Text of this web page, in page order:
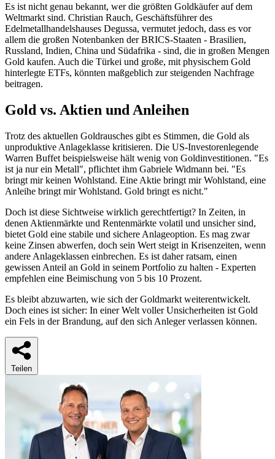
Es ist nicht genau bekannt, wer die größten Goldkäufer auf dem
Weltmarkt sind. Christian Rauch, Geschäftsführer des
Edelmetallhandelshauses Degussa, vermutet jedoch, dass es vor
allem die großen Notenbanken der BRICS-Staaten - Brasilien,
Russland, Indien, China und Südafrika - sind, die in großen Mengen
Gold kaufen. Auch die Türkei und große, mit physischem Gold
hinterlegte ETFs, könnten maßgeblich zur steigenden Nachfrage
beitragen.
Gold vs. Aktien und Anleihen
Trotz des aktuellen Goldrausches gibt es Stimmen, die Gold als
unproduktive Anlageklasse kritisieren. Die US-Investorenlegende
Warren Buffet beispielsweise hält wenig von Goldinvestitionen. "Es
ist ja nur ein Metall", pflichtet ihm Gabriele Widmann bei. "Es
bringt mir keinen Wohlstand. Eine Aktie bringt mir Wohlstand, eine
Anleihe bringt mir Wohlstand. Gold bringt es nicht."
Doch ist diese Sichtweise wirklich gerechtfertigt? In Zeiten, in
denen Aktienmärkte und Rentenmärkte volatil und unsicher sind,
bietet Gold eine stabile und sichere Anlageoption. Es mag zwar
keine Zinsen abwerfen, doch sein Wert steigt in Krisenzeiten, wenn
andere Anlageklassen einbrechen. Es ist daher ratsam, einen
gewissen Anteil an Gold in seinem Portfolio zu halten - Experten
empfehlen eine Beimischung von 5 bis 10 Prozent.
Es bleibt abzuwarten, wie sich der Goldmarkt weiterentwickelt.
Doch eines ist sicher: In einer Welt voller Unsicherheiten ist Gold
ein Fels in der Brandung, auf den sich Anleger verlassen können.
Teilen